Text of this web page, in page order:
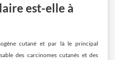
est-elle à
cutané et par là le principal
des carcinomes cutanés et des